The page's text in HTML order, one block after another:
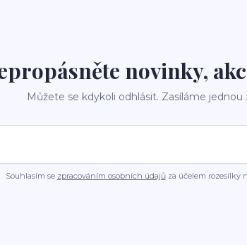
novinky,
Můžete se kdykoli odhlásit. Zasíláme jednou
Souhlasím se zpracováním osobních údajůza účelem rozesílky